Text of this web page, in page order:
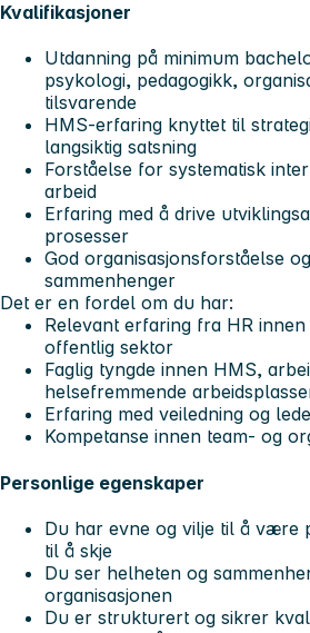
Kvalifikasjoner
Utdanning på minimum
psykologi, pedagogikk,
tilsvarende
HMS-erfaring knyttet til
langsiktig satsning
Forståelse for systematisk
arbeid
Erfaring med å drive
prosesser
God organisasjonsforståelse
sammenhenger
Det er en fordel om du har:
Relevant erfaring fra HR
offentlig sektor
Faglig tyngde innen HMS,
helsefremmende
Erfaring med veiledning og
Kompetanse innen team- og
Personlige egenskaper
Du har evne og vilje til å være
til å skje
Du ser helheten og
organisasjonen
Du er strukturert og sikrer